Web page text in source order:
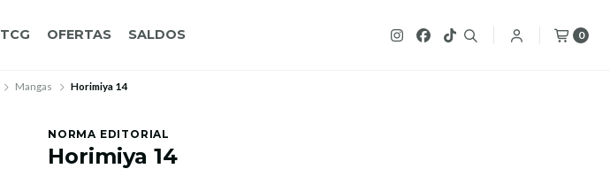
TCG OFERTAS SALDOS 0
Mangas Horimiya 14
NORMA EDITORIAL
Horimiya 14